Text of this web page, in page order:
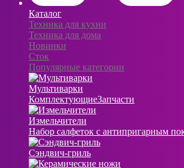
Каталог
Техника для кухни
Техника для дома
Новинки
Сток
Популярные категории
Мультиварки
КомплектующиеЗапчасти
Измельчители
Набор салфеток с антипригарным
Сэндвич-гриль